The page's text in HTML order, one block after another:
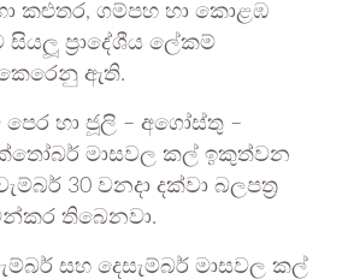
කළුතර, ගම්පහ හා කොළඹ
සියලූ ප්‍රාදේශීය ලේකම්
ඇති.
හා ජූලි – අගෝස්තු –
මාසවල කල් ඉකුත්වන
30 වනදා දක්වා බලපත්‍ර
තිබෙනවා.
සහ දෙසැම්බර් මාසවල කල්